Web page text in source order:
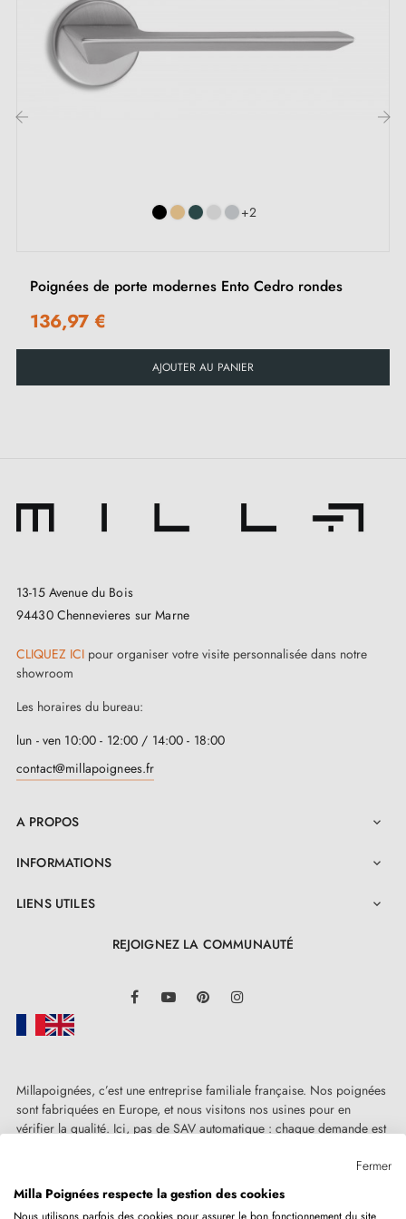
Adaptateurs de montage
Deux tiges carrées : 7x7 mm pour la France, 8x8 mm
Instruction de montage en Français
+2
Poignées de porte modernes Ento Cedro rondes
136,97 €
AJOUTER AU PANIER
13-15 Avenue du Bois
94430 Chennevieres sur Marne
CLIQUEZ ICI pour organiser votre visite personnalisée dans notre
showroom
Les horaires du bureau:
lun - ven 10:00 - 12:00 / 14:00 - 18:00
contact@millapoignees.fr
A PROPOS 
INFORMATIONS 
LIENS UTILES 
REJOIGNEZ LA COMMUNAUTÉ
FacebookYouTube Pinterest
Millapoignées, c’est une entreprise familiale française. Nos poignées
sont fabriquées en Europe, et nous visitons nos usines pour en
vérifier la qualité. Ici, pas de SAV automatique : chaque demande est
Fermer
Milla Poignées respecte la gestion des cookies